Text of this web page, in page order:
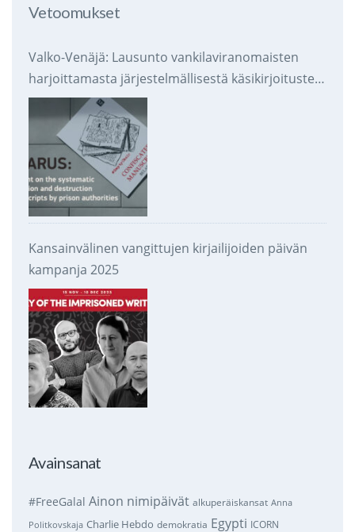
Vetoomukset
Valko-Venäjä: Lausunto vankilaviranomaisten
harjoittamasta järjestelmällisestä käsikirjoitusten
takavarikoinnista ja tuhoamisesta
Kansainvälinen vangittujen kirjailijoiden päivän
kampanja 2025
Avainsanat
#FreeGalal Ainon nimipäivät alkuperäiskansat Anna
Politkovskaja Charlie Hebdo demokratia Egypti ICORN